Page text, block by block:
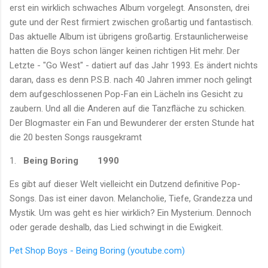
erst ein wirklich schwaches Album vorgelegt. Ansonsten, drei
gute und der Rest firmiert zwischen großartig und fantastisch.
Das aktuelle Album ist übrigens großartig. Erstaunlicherweise
hatten die Boys schon länger keinen richtigen Hit mehr. Der
Letzte - "Go West" - datiert auf das Jahr 1993. Es ändert nichts
daran, dass es denn P.S.B. nach 40 Jahren immer noch gelingt
dem aufgeschlossenen Pop-Fan ein Lächeln ins Gesicht zu
zaubern. Und all die Anderen auf die Tanzfläche zu schicken.
Der Blogmaster ein Fan und Bewunderer der ersten Stunde hat
die 20 besten Songs rausgekramt
1. Being Boring 1990
Es gibt auf dieser Welt vielleicht ein Dutzend definitive Pop-
Songs. Das ist einer davon. Melancholie, Tiefe, Grandezza und
Mystik. Um was geht es hier wirklich? Ein Mysterium. Dennoch
oder gerade deshalb, das Lied schwingt in die Ewigkeit.
Pet Shop Boys - Being Boring (youtube.com)